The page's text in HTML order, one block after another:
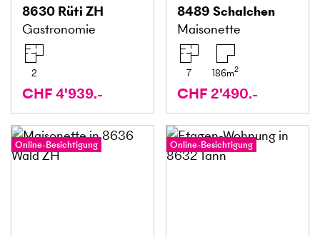
8630 Rüti ZH
Gastronomie
2
CHF 4'939.-
8489 Schalchen
Maisonette
7 186m2
CHF 2'490.-
Online-Besichtigung Online-Besichtigung